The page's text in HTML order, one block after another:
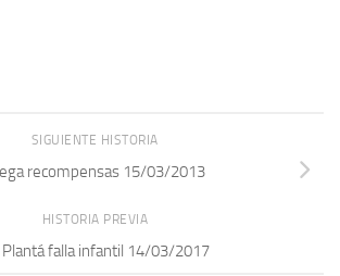
SIGUIENTE HISTORIA
recompensas 15/03/2013
HISTORIA PREVIA
Plantá falla infantil 14/03/2017